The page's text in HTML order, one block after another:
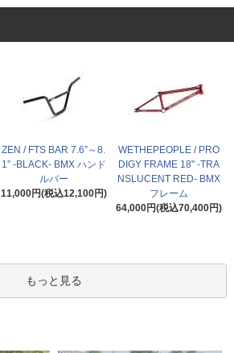
ZEN / FTS BAR 7.6”～8.
1” -BLACK- BMX ハンド
ルバー
11,000円(税込12,100円)
WETHEPEOPLE / PRO
DIGY FRAME 18" -TRA
NSLUCENT RED- BMX
フレーム
64,000円(税込70,400円)
もっと見る